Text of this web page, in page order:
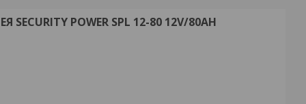
POWER SPL 12-80 12V/80AH